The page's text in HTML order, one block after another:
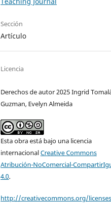
Sección
Artículo
Licencia
Derechos de autor 2025 Ingrid
Guzman, Evelyn Almeida
Esta obra está bajo una licencia
internacionalCreative Commons
Atribución-NoComercial-
4.0.
http://creativecommons.org/